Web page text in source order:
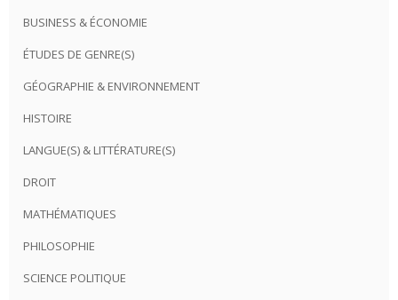
BUSINESS & ÉCONOMIE
ÉTUDES DE GENRE(S)
GÉOGRAPHIE & ENVIRONNEMENT
HISTOIRE
LANGUE(S) & LITTÉRATURE(S)
DROIT
MATHÉMATIQUES
PHILOSOPHIE
SCIENCE POLITIQUE